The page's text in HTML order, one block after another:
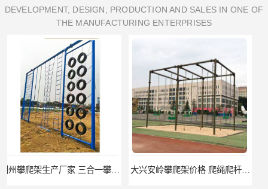
DEVELOPMENT, DESIGN, PRODUCTION AND SALES IN ONE OF
THE MANUFACTURING ENTERPRISES